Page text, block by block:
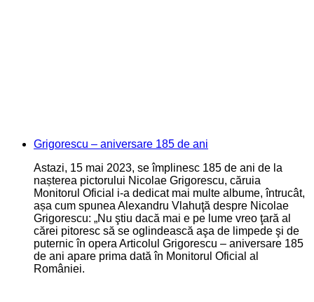
Grigorescu – aniversare 185 de ani
Astazi, 15 mai 2023, se împlinesc 185 de ani de la
nașterea pictorului Nicolae Grigorescu, căruia
Monitorul Oficial i-a dedicat mai multe albume, întrucât,
așa cum spunea Alexandru Vlahuţă despre Nicolae
Grigorescu: „Nu ştiu dacă mai e pe lume vreo ţară al
cărei pitoresc să se oglindească aşa de limpede şi de
puternic în opera Articolul Grigorescu – aniversare 185
de ani apare prima dată în Monitorul Oficial al
României.